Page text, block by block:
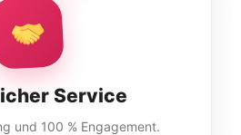
Service
und 100 % Engagement.